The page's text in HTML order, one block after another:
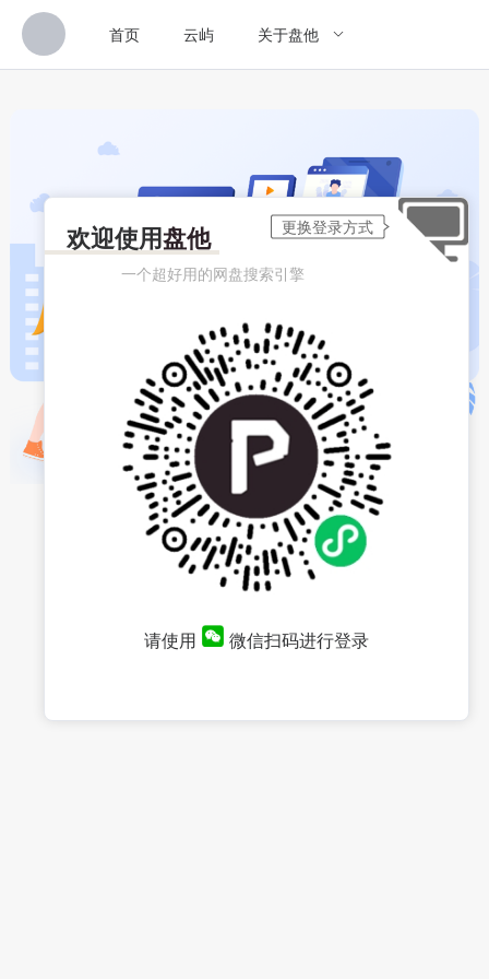
首页 云屿 关于盘他
欢迎使用盘他
一个超好用的网盘搜索引擎
请使用 微信扫码进行登录